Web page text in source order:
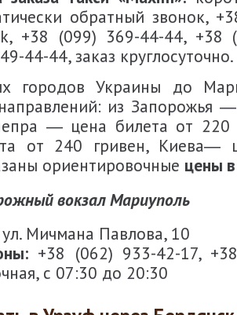
обратный звонок,
+38 (099) 369-44-44, +38
44-44, заказ круглосуточно.
городов Украины до
из Запорожья
― цена билета от
от 240 гривен, Киева―
ориентировочные цены
вокзал Мариуполь
ул. Мичмана Павлова, 10
+38 (062) 933-42-17,
с 07:30 до 20:30